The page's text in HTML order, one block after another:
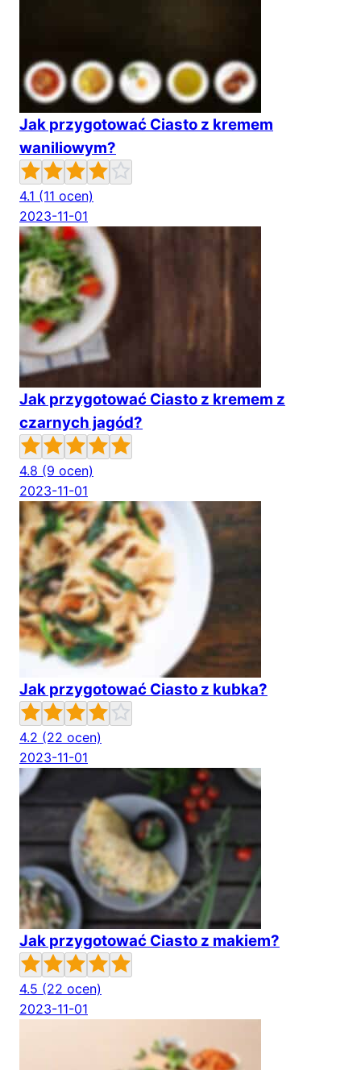
Jak przygotować Ciasto z kremem
waniliowym?
4.1 (11 ocen)
2023-11-01
Jak przygotować Ciasto z kremem z
czarnych jagód?
4.8 (9 ocen)
2023-11-01
Jak przygotować Ciasto z kubka?
4.2 (22 ocen)
2023-11-01
Jak przygotować Ciasto z makiem?
4.5 (22 ocen)
2023-11-01